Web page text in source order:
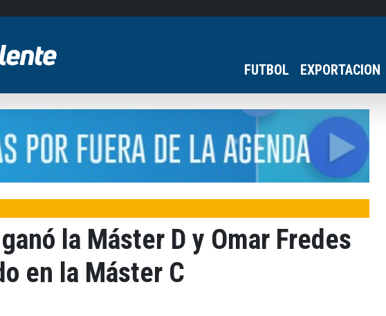
FUTBOL EXPORTACION
la Máster D y Omar Fredes
en la Máster C